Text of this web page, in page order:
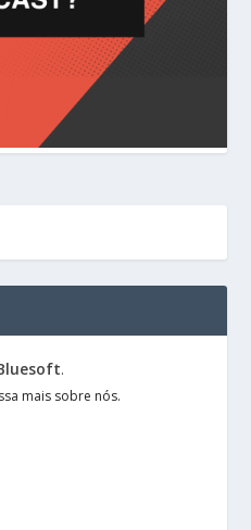
.
mais sobre nós.